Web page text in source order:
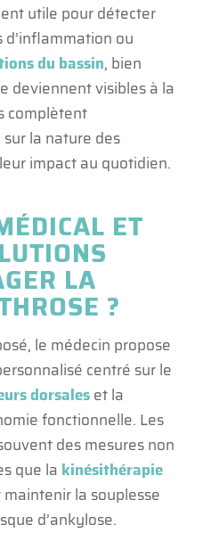
utile pour détecter
ou
du bassin, bien
deviennent visibles à la
complètent
la nature des
impact au quotidien.
ET
LA
?
le médecin propose
centré sur le
dorsaleset la
fonctionnelle. Les
des mesures non
que la kinésithérapie
la souplesse
d’ankylose.